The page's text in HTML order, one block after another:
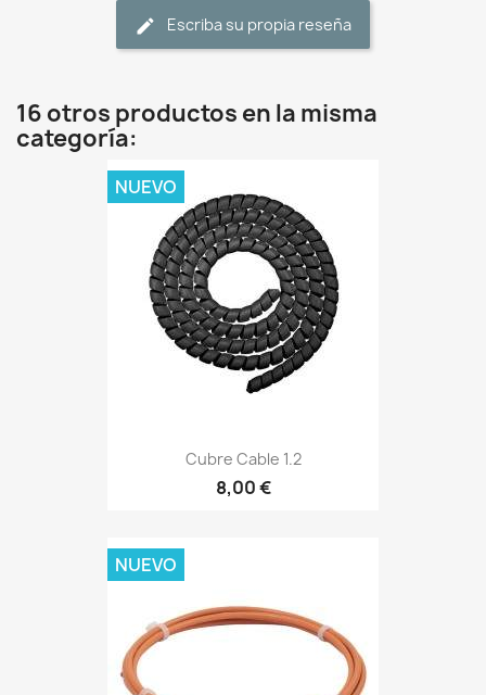
Escriba su propia reseña
16 otros productos en la misma
categoría:
Cubre Cable 1.2
8,00 €
NUEVO
NUEVO